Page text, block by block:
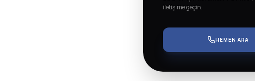
iletişime geçin.
HEMEN ARA